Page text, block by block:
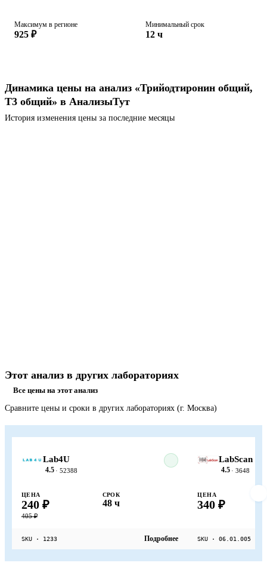
Максимум в регионе
925 ₽
Минимальный срок
12 ч
Динамика цены на анализ «Трийодтиронин общий,
Т3 общий» в АнализыТут
История изменения цены за последние месяцы
Этот анализ в других лабораториях
Все цены на этот анализ
Сравните цены и сроки в других лабораториях (г. Москва)
Lab4U
4.5 · 52388
ЦЕНА
240 ₽
405 ₽
СРОК
48 ч
SKU · 1233 Подробнее
LabScan
4.5 · 3648
ЦЕНА
340 ₽
SKU · 06.01.005